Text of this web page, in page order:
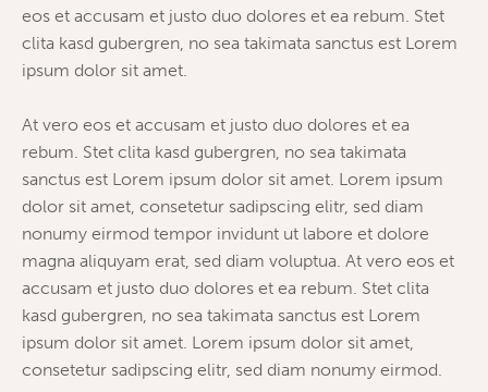
eos et accusam et justo duo dolores et ea rebum. Stet
clita kasd gubergren, no sea takimata sanctus est Lorem
ipsum dolor sit amet.
At vero eos et accusam et justo duo dolores et ea
rebum. Stet clita kasd gubergren, no sea takimata
sanctus est Lorem ipsum dolor sit amet. Lorem ipsum
dolor sit amet, consetetur sadipscing elitr, sed diam
nonumy eirmod tempor invidunt ut labore et dolore
magna aliquyam erat, sed diam voluptua. At vero eos et
accusam et justo duo dolores et ea rebum. Stet clita
kasd gubergren, no sea takimata sanctus est Lorem
ipsum dolor sit amet. Lorem ipsum dolor sit amet,
consetetur sadipscing elitr, sed diam nonumy eirmod.